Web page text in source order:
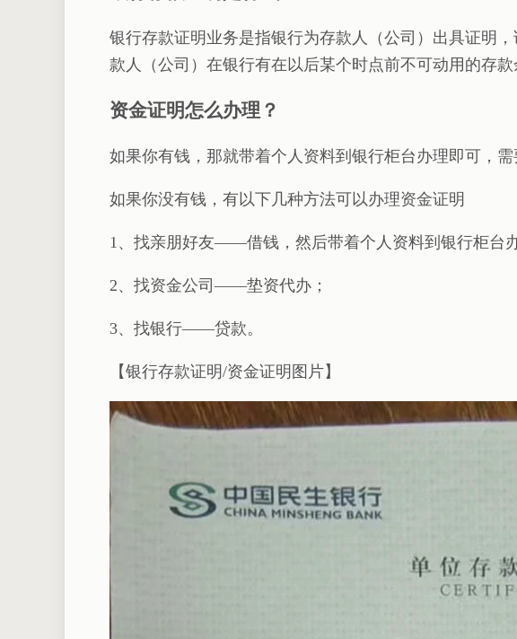
银行存款证明业务是指银行为存款人（公司）出具证明
款人（公司）在银行有在以后某个时点前不可动用的存款
资金证明怎么办理？
如果你有钱，那就带着个人资料到银行柜台办理即可，需
如果你没有钱，有以下几种方法可以办理资金证明
1、找亲朋好友——借钱，然后带着个人资料到银行柜台
2、找资金公司——垫资代办；
3、找银行——贷款。
【银行存款证明/资金证明图片】